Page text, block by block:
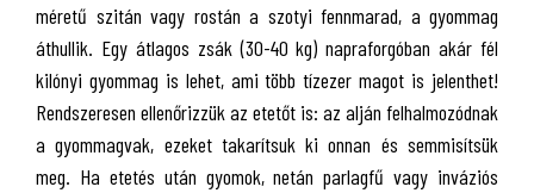
méretű szitán vagy rostán a szotyi fennmarad, a gyommag
áthullik. Egy átlagos zsák (30-40 kg) napraforgóban akár fél
kilónyi gyommag is lehet, ami több tízezer magot is jelenthet!
Rendszeresen ellenőrizzük az etetőt is: az alján felhalmozódnak
a gyommagvak, ezeket takarítsuk ki onnan és semmisítsük
meg. Ha etetés után gyomok, netán parlagfű vagy inváziós